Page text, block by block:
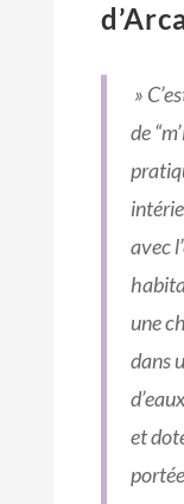
»
de
avec
une
dans
et